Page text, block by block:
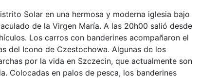
Solar en una hermosa y moderna iglesia bajo
de la Virgen María. A las 20h00 salió desde
Los carros con banderines acompañaron el
del Icono de Czestochowa. Algunas de los
por la vida en Szczecin, que actualmente son
Colocadas en palos de pesca, los banderines